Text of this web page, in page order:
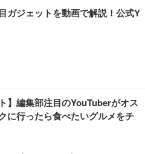
ガジェットを動画で解説！公式Y
】編集部注目のYouTuberがオス
に行ったら食べたいグルメをチ